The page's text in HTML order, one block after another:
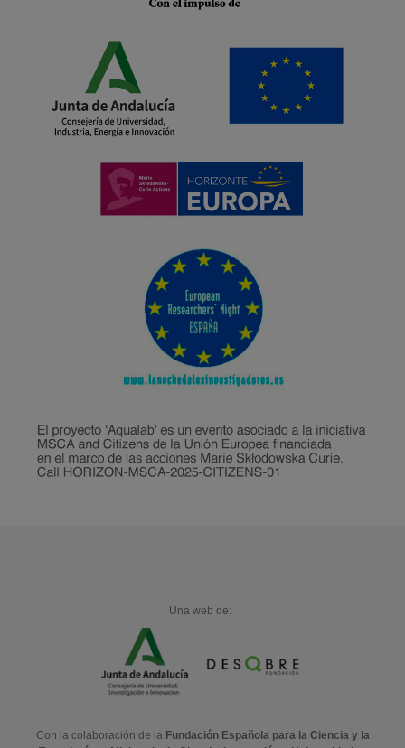
Una web de:
Con la colaboración de la Fundación Española para la Ciencia y la